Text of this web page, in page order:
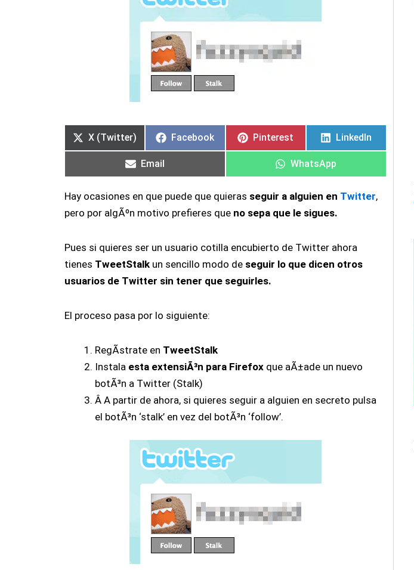
en
X (Twitter)
en
Facebook
en
Pinterest
en
LinkedIn
en
Email
en
WhatsApp
Hay ocasiones en que puede que quieras seguir a alguien en Twitter,
pero por algÃºn motivo prefieres que no sepa que le sigues.
Pues si quieres ser un usuario cotilla encubierto de Twitter ahora
tienes TweetStalkun sencillo modo de seguir lo que dicen otros
usuarios de Twitter sin tener que seguirles.
El proceso pasa por lo siguiente:
RegÃ­strate en TweetStalk
Instala esta extensiÃ³n para Firefoxque aÃ±ade un nuevo
botÃ³n a Twitter (Stalk)
Â A partir de ahora, si quieres seguir a alguien en secreto pulsa
el botÃ³n ‘stalk’ en vez del botÃ³n ‘follow’.
en
en
en
en
en
en